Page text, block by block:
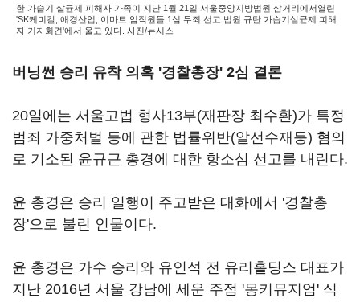
한 가습기 살균제 피해자 가족이 지난 1월 21일 서울중앙지방법원 삼거리에서열린
'SK케미칼, 애경산업, 이마트 임직원들 1심 무죄 선고 법원 규탄 가습기살균제 피해
자 기자회견'에서 울고 있다. 사진/뉴시스
버닝썬 승리 유착 의혹 '경찰총장' 2심 결론
20일에는 서울고법 형사13부(재판장 최수환)가 특정
범죄 가중처벌 등에 관한 법률위반(알선수재등) 혐의
로 기소된 윤규근 총경에 대한 항소심 선고를 내린다.
윤 총경은 승리 일행이 주고받은 대화에서 '경찰총
장'으로 불린 인물이다.
윤 총경은 가수 승리와 유인석 전 유리홀딩스 대표가
지난 2016년 서울 강남에 세운 주점 '몽키뮤지엄' 식